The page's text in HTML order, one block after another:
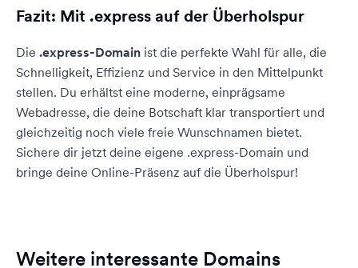
Fazit: Mit .express auf der Überholspur
Die .express-Domain ist die perfekte Wahl für alle, die
Schnelligkeit, Effizienz und Service in den Mittelpunkt
stellen. Du erhältst eine moderne, einprägsame
Webadresse, die deine Botschaft klar transportiert und
gleichzeitig noch viele freie Wunschnamen bietet.
Sichere dir jetzt deine eigene .express-Domain und
bringe deine Online-Präsenz auf die Überholspur!
Weitere interessante Domains